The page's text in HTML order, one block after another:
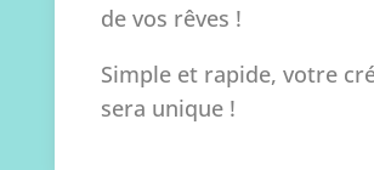
de vos rêves !
Simple et rapide, votre
sera unique !